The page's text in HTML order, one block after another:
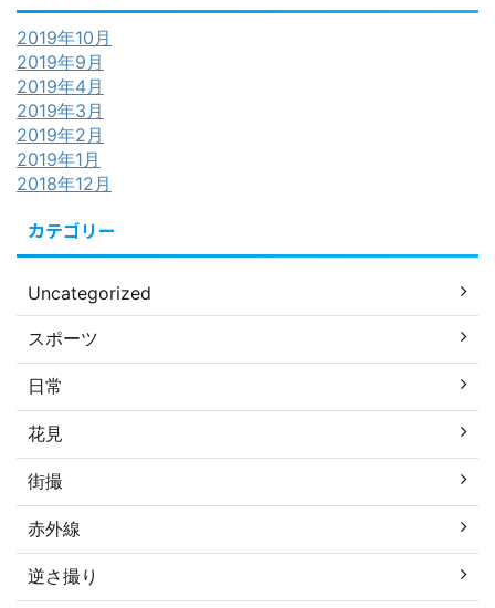
2019年10月
2019年9月
2019年4月
2019年3月
2019年2月
2019年1月
2018年12月
カテゴリー
Uncategorized
スポーツ
日常
花見
街撮
赤外線
逆さ撮り